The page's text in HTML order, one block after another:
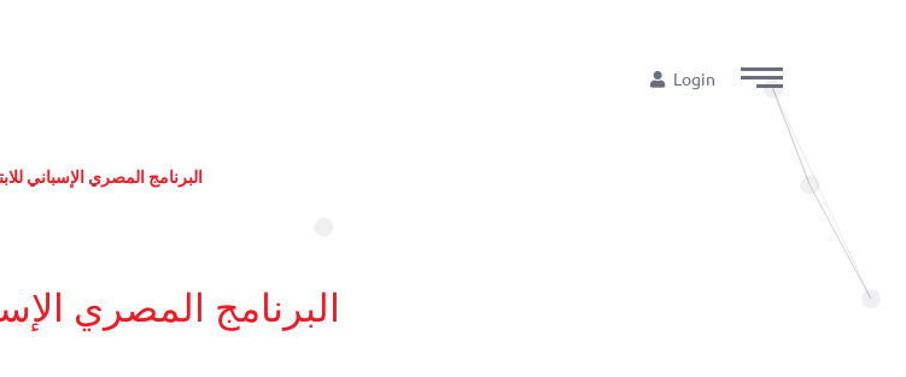
Login
البرنامج المصري الإسباني
البرنامج المصري